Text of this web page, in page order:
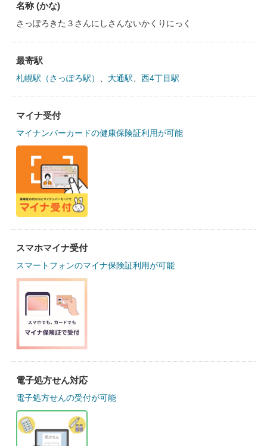
名称 (かな)
さっぽろきた３さんにしさんないかくりにっく
最寄駅
札幌駅（さっぽろ駅） 大通駅 西4丁目駅
マイナ受付
マイナンバーカードの健康保険証利用が可能
スマホマイナ受付
スマートフォンのマイナ保険証利用が可能
電子処方せん対応
電子処方せんの受付が可能